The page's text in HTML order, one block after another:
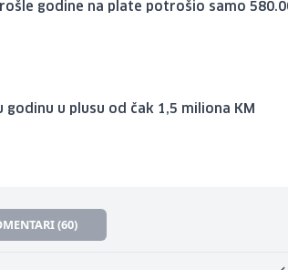
godine na plate potrošio samo
u plusu od čak 1,5 miliona KM
(60)